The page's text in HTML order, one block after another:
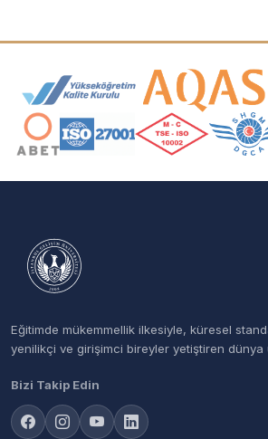
Akreditasyon ve Üyelik
Eğitimde mükemmellik ilkesiyle, küresel
yenilikçi ve girişimci bireyler yetiştiren dünya
Bizi Takip Edin